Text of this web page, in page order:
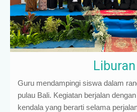
Liburan
Guru mendampingi siswa dalam
pulau Bali. Kegiatan berjalan
kendala yang berarti selama